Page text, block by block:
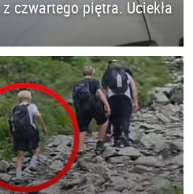
czwartego piętra. Uciekła